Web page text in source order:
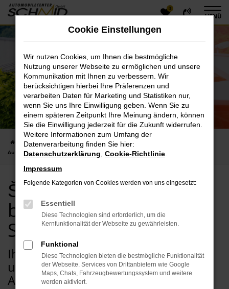
Zum
Hauptinhalt
0
MENÜ
Startseite Hersteller Škoda
Škoda Octavia kaufen bei
Automobilecenter Schmid GmbH
Škoda Octavia kaufen
bei Automobilecenter
Schmid GmbH
Ihr neuer Škoda Octavia: Beratung
und Top-Konditionen im
Automobilecenter Schmid
Cookie Einstellungen
Wir nutzen Cookies, um Ihnen die bestmögliche
Nutzung unserer Webseite zu ermöglichen und unsere
Kommunikation mit Ihnen zu verbessern. Wir
berücksichtigen hierbei Ihre Präferenzen und
verarbeiten Daten für Marketing und Statistiken nur,
wenn Sie uns Ihre Einwilligung geben. Wenn Sie zu
einem späteren Zeitpunkt Ihre Meinung ändern, können
Sie die Einwilligung jederzeit für die Zukunft widerrufen.
Weitere Informationen zum Umfang der
Datenverarbeitung finden Sie hier:
Datenschutzerklärung Cookie-Richtlinie
Impressum
Folgende Kategorien von Cookies werden von uns eingesetzt:
Essentiell
Diese Technologien sind erforderlich, um die
Kernfunktionalität der Webseite zu gewährleisten.
Funktional
Diese Technologien bieten die bestmögliche Funktionalität
der Webseite. Services von Drittanbietern wie Google
Maps, Chats, Fahrzeugbewertungssystem und weitere
werden aktiviert.